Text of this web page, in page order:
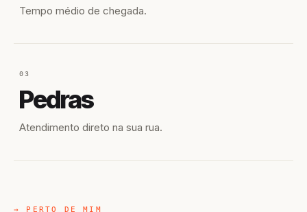
Tempo médio de chegada.
03
Pedras
Atendimento direto na sua rua.
→ PERTO DE MIM